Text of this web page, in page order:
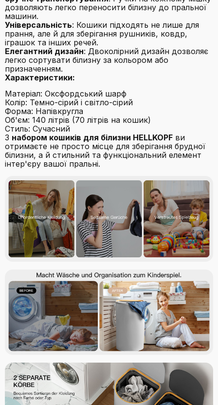
дозволяють легко переносити білизну до пральної
машини.
Універсальність: Кошики підходять не лише для
прання, але й для зберігання рушників, ковдр,
іграшок та інших речей.
Елегантний дизайн: Двоколірний дизайн дозволяє
легко сортувати білизну за кольором або
призначенням.
Характеристики:
Матеріал: Оксфордський шарф
Колір: Темно-сірий і світло-сірий
Форма: Напівкругла
Об'єм: 140 літрів (70 літрів на кошик)
Стиль: Сучасний
З набором кошиків для білизни HELLKOPF ви
отримаєте не просто місце для зберігання брудної
білизни, а й стильний та функціональний елемент
інтер'єру вашої пральні.